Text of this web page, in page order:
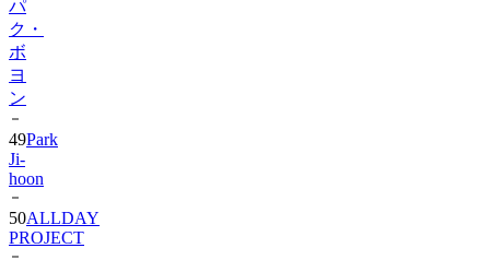
ボ
ヨ
ン
49
Ji-
hoon
50ALLDAY
PROJECT